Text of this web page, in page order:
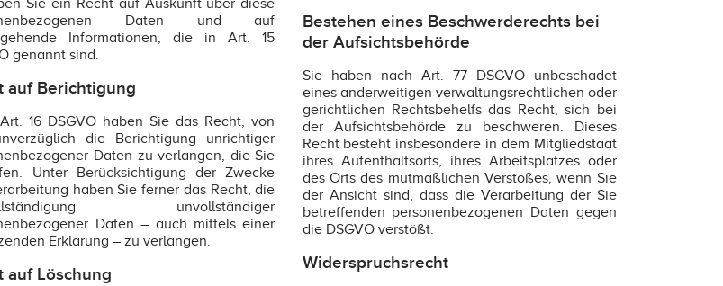
Sie ein Recht auf Auskunft über diese
Daten und auf
Informationen, die in Art. 15
genannt sind.
auf Berichtigung
16 DSGVO haben Sie das Recht, von
die Berichtigung unrichtiger
Daten zu verlangen, die Sie
Unter Berücksichtigung der Zwecke
haben Sie ferner das Recht, die
unvollständiger
Daten – auch mittels einer
Erklärung – zu verlangen.
auf Löschung
Bestehen eines Beschwerderechts bei
der Aufsichtsbehörde
Sie haben nach Art. 77 DSGVO unbeschadet
eines anderweitigen verwaltungsrechtlichen oder
gerichtlichen Rechtsbehelfs das Recht, sich bei
der Aufsichtsbehörde zu beschweren. Dieses
Recht besteht insbesondere in dem Mitgliedstaat
ihres Aufenthaltsorts, ihres Arbeitsplatzes oder
des Orts des mutmaßlichen Verstoßes, wenn Sie
der Ansicht sind, dass die Verarbeitung der Sie
betreffenden personenbezogenen Daten gegen
die DSGVO verstößt.
Widerspruchsrecht